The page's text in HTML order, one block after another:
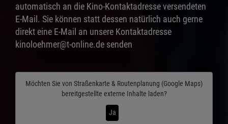
automatisch an die Kino-Kontaktadresse versendeten
E-Mail. Sie können statt dessen natürlich auch gerne
direkt eine E-Mail an unsere Kontaktadresse
kinoloehmer@t-online.de senden
Möchten Sie von Straßenkarte & Routenplanung (Google Maps)
bereitgestellte externe Inhalte laden?
Ja